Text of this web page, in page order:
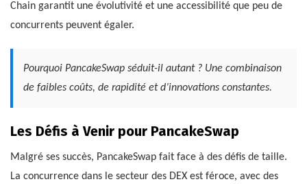
Chain garantit une évolutivité et une accessibilité que peu de
concurrents peuvent égaler.
Pourquoi PancakeSwap séduit-il autant ? Une combinaison
de faibles coûts, de rapidité et d’innovations constantes.
Les Défis à Venir pour PancakeSwap
Malgré ses succès, PancakeSwap fait face à des défis de taille.
La concurrence dans le secteur des DEX est féroce, avec des